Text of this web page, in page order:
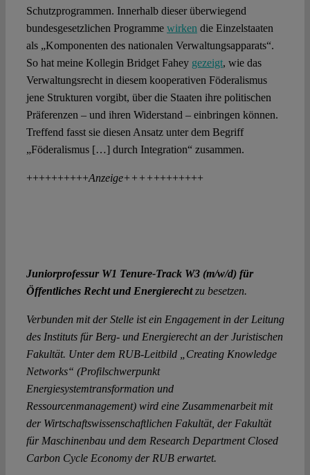
Schutzprogrammen. Innerhalb dieser überwiegend
bundesgesetzlichen Programme wirken die Einzelstaaten
als „Komponenten des nationalen Verwaltungsapparats“.
So hat meine Kollegin Bridget Fahey gezeigt, wie das
Verwaltungsrecht in diesem kooperativen Föderalismus
jene Strukturen vorgibt, über die Staaten ihre politischen
Präferenzen – und ihren Widerstand – einbringen können.
Treffend fasst sie diesen Ansatz unter dem Begriff
„Föderalismus […] durch Integration“ zusammen.
++++++++++Anzeige++++++++++++
Juniorprofessur W1 Tenure-Track W3 (m/w/d) für
Öffentliches Recht und Energierechtzu besetzen.
Verbunden mit der Stelle ist ein Engagement in der Leitung
des Instituts für Berg- und Energierecht an der Juristischen
Fakultät. Unter dem RUB-Leitbild „Creating Knowledge
Networks“ (Profilschwerpunkt
Energiesystemtransformation und
Ressourcenmanagement) wird eine Zusammenarbeit mit
der Wirtschaftswissenschaftlichen Fakultät, der Fakultät
für Maschinenbau und dem Research Department Closed
Carbon Cycle Economy der RUB erwartet.